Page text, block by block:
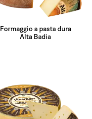
Formaggio a pasta dura
Alta Badia